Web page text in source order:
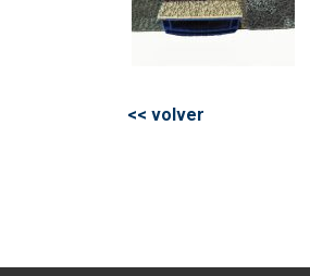
<< volver